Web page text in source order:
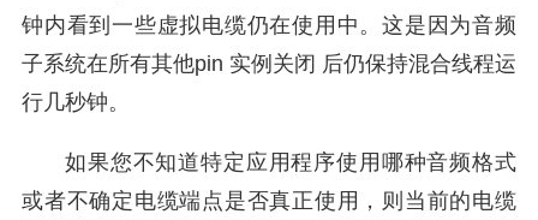
钟内看到一些虚拟电缆仍在使用中。这是因为音频
子系统在所有其他pin 实例关闭 后仍保持混合线程运
行几秒钟。
如果您不知道特定应用程序使用哪种音频格式
或者不确定电缆端点是否真正使用，则当前的电缆